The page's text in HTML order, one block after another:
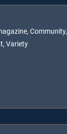
Community,
Variety